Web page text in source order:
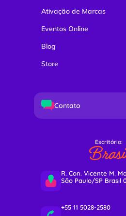
Ativação de Marcas
Eventos Online
Blog
Store
Contato
Escritório:
R. Con. Vicente M.
São Paulo/SP Brasil
+55 11 5028-2580